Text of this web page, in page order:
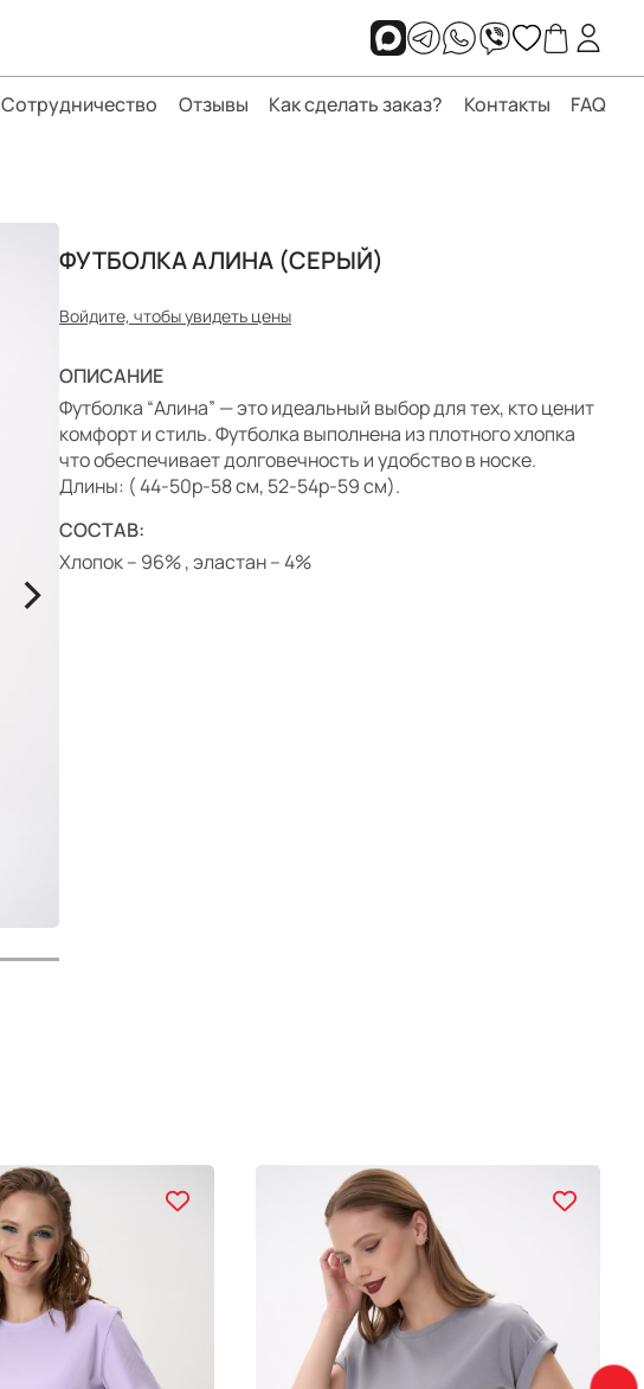
Сотрудничество Отзывы Как сделать заказ? Контакты FAQ
>
ФУТБОЛКА АЛИНА (СЕРЫЙ)
Войдите, чтобы увидеть цены
ОПИСАНИЕ
Футболка “Алина” — это идеальный выбор для тех, кто ценит
комфорт и стиль. Футболка выполнена из плотного хлопка
что обеспечивает долговечность и удобство в носке.
Длины: ( 44-50р-58 см, 52-54р-59 см).
СОСТАВ:
Хлопок – 96% , эластан – 4%